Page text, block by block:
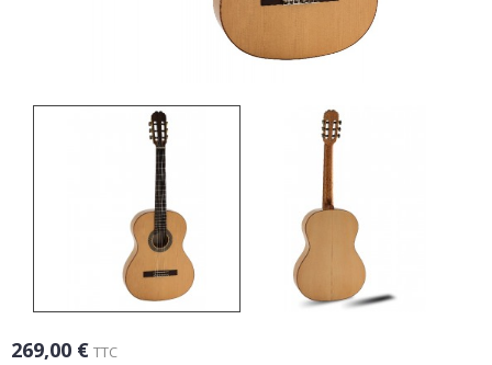
269,00 € TTC